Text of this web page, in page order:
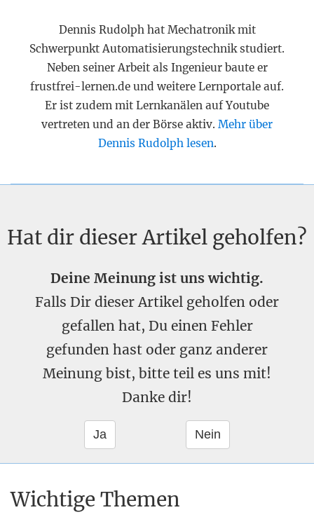
Dennis Rudolph hat Mechatronik mit
Schwerpunkt Automatisierungstechnik studiert.
Neben seiner Arbeit als Ingenieur baute er
frustfrei-lernen.de und weitere Lernportale auf.
Er ist zudem mit Lernkanälen auf Youtube
vertreten und an der Börse aktiv. Mehr über
Dennis Rudolph lesen.
Hat dir dieser Artikel geholfen?
Deine Meinung ist uns wichtig.
Falls Dir dieser Artikel geholfen oder
gefallen hat, Du einen Fehler
gefunden hast oder ganz anderer
Meinung bist, bitte teil es uns mit!
Danke dir!
Wichtige Themen